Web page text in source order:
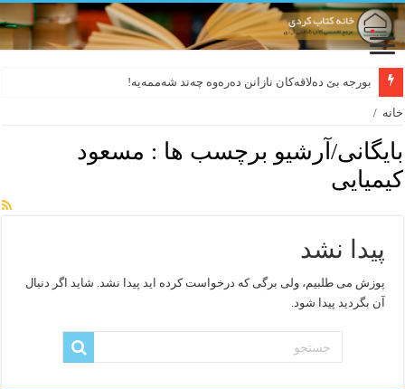
بورجە بێ دەلاقەکان نازانن دەرەوە چەند شەممەیە!
خانه /
بایگانی/آرشیو برچسب ها : مسعود
کیمیایی
پیدا نشد
پوزش می طلبیم، ولی برگی که درخواست کرده اید پیدا نشد. شاید اگر دنبال
آن بگردید پیدا شود.